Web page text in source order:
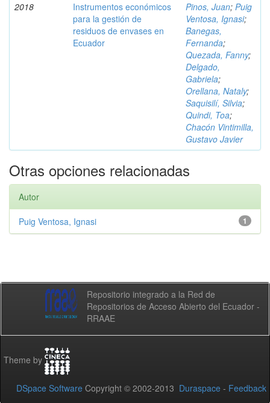
2018
Instrumentos económicos
para la gestión de
residuos de envases en
Ecuador
Pinos, Juan; Puig
Ventosa, Ignasi;
Banegas,
Fernanda;
Quezada, Fanny;
Delgado,
Gabriela;
Orellana, Nataly;
Saquisilí, Silvia;
Quindi, Toa;
Chacón Vintimilla,
Gustavo Javier
Otras opciones relacionadas
Autor
1
Puig Ventosa, Ignasi
Repositorio integrado a la Red de
Repositorios de Acceso Abierto del Ecuador -
RRAAE
Theme by
DSpace Software Copyright © 2002-2013 Duraspace - Feedback